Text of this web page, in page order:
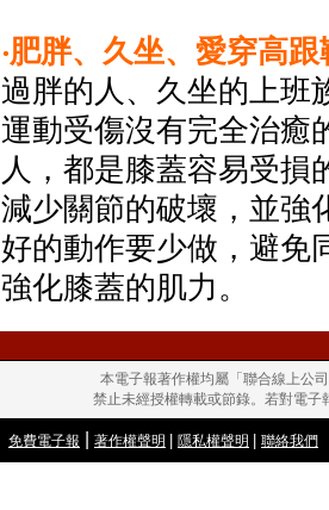
‧肥胖、久坐、愛穿高
過胖的人、久坐的上班
運動受傷沒有完全治癒
人，都是膝蓋容易受損
減少關節的破壞，並強
好的動作要少做，避免
強化膝蓋的肌力。
本電子報著作權均屬「聯合線上公
禁止未經授權轉載或節錄。若對電
免費電子報 著作權聲明 隱私權聲明 聯絡我們